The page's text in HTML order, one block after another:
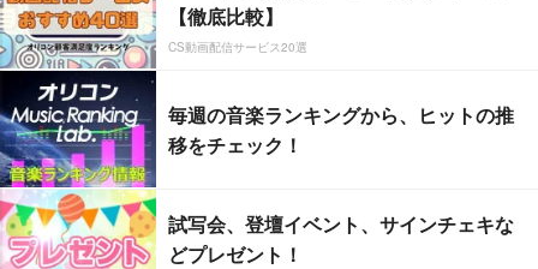
【徹底比較】
CS動画配信サービス20選
毎週の音楽ランキングから、ヒットの推
移をチェック！
試写会、登壇イベント、サインチェキな
どプレゼント！